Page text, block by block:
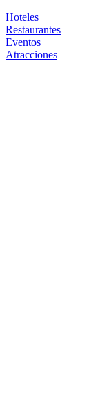
Hoteles
Restaurantes
Eventos
Atracciones